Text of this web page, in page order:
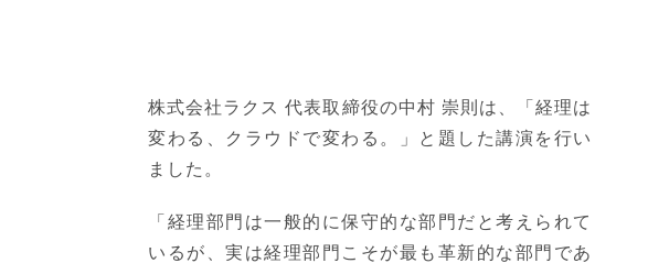
株式会社ラクス 代表取締役の中村 崇則は、「経理は
変わる、クラウドで変わる。」と題した講演を行い
ました。
「経理部門は一般的に保守的な部門だと考えられて
いるが、実は経理部門こそが最も革新的な部門であ